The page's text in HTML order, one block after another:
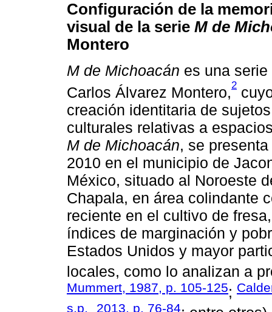
Configuración de la
visual de la serie M de
Montero
M de Michoacán es una
Carlos Álvarez Montero,2
creación identitaria de
culturales relativas a
M de Michoacán, se
2010 en el municipio de
México, situado al Noroeste
Chapala, en área colindante
reciente en el cultivo de
índices de marginación y
Estados Unidos y mayor
locales, como lo analizan a
Mummert, 1987, p. 105-125;
s.p.
2013, p. 76-84